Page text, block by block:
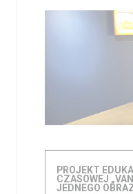
PROJEKT
CZASOWEJ
JEDNEGO